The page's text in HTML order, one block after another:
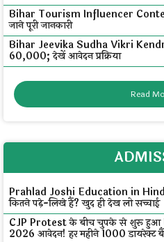
Bihar Tourism Influencer
जाने पूरी जानकारी
Bihar Jeevika Sudha Vikri
₹60,000; देखें आवेदन प्रक्रिया
Read
Prahlad Joshi Education in Hindi:
कितने पढ़े-लिखे हैं? खुद ही देख लो सच्चाई
CJP Protest के बीच चुपके से शुरू
2026 आवेदन! हर महीने ₹1000 डायरेक्ट